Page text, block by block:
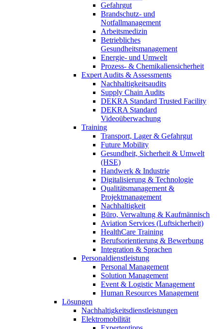
Gefahrgut
Brandschutz- und
Notfallmanagement
Arbeitsmedizin
Betriebliches
Gesundheitsmanagement
Energie- und Umwelt
Prozess- & Chemikaliensicherheit
Expert Audits & Assessments
Nachhaltigkeitsaudits
Supply Chain Audits
DEKRA Standard Trusted Facility
DEKRA Standard
Videoüberwachung
Training
Transport, Lager & Gefahrgut
Future Mobility
Gesundheit, Sicherheit & Umwelt
(HSE)
Handwerk & Industrie
Digitalisierung & Technologie
Qualitätsmanagement &
Projektmanagement
Nachhaltigkeit
Büro, Verwaltung & Kaufmännisch
Aviation Services (Luftsicherheit)
HealthCare Training
Berufsorientierung & Bewerbung
Integration & Sprachen
Personaldienstleistung
Personal Management
Solution Management
Event & Logistic Management
Human Resources Management
Lösungen
Nachhaltigkeitsdienstleistungen
Elektromobilität